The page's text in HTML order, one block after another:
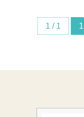
1 / 1 1